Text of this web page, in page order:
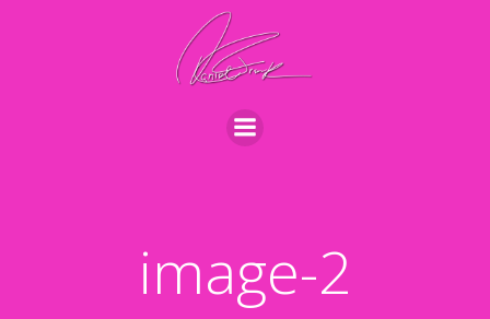
til
indhold
image-2